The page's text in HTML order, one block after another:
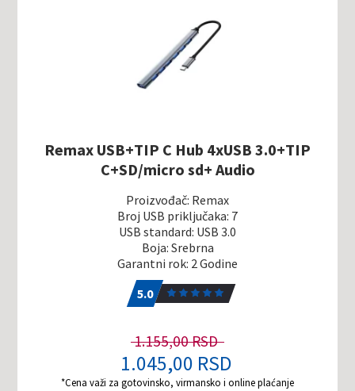
Remax USB+TIP C Hub 4xUSB 3.0+TIP
C+SD/micro sd+ Audio
Proizvođač: Remax
Broj USB priključaka: 7
USB standard: USB 3.0
Boja: Srebrna
Garantni rok: 2 Godine
5.0
1.155,00 RSD
1.045,00 RSD
*Cena važi za gotovinsko, virmansko i online plaćanje